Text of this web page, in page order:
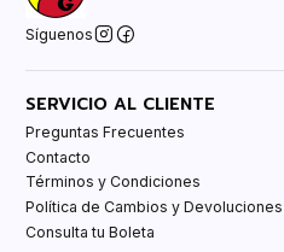
Síguenos
SERVICIO AL CLIENTE
Preguntas Frecuentes
Contacto
Términos y Condiciones
Política de Cambios y Devoluciones
Consulta tu Boleta